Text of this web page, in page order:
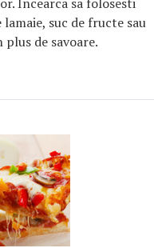
Incearca sa folosesti
suc de fructe sau
de savoare.